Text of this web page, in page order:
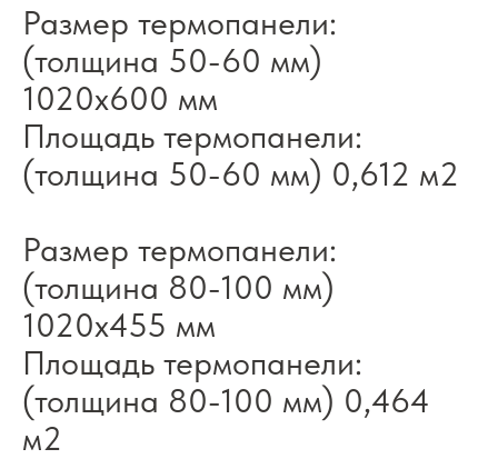
Размер термопанели:
(толщина 50-60 мм)
1020x600 мм
Площадь термопанели:
(толщина 50-60 мм) 0,612 м2
Размер термопанели:
(толщина 80-100 мм)
1020x455 мм
Площадь термопанели:
(толщина 80-100 мм) 0,464
м2